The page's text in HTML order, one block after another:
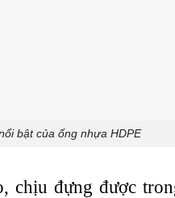
bật của ống nhựa HDPE
chịu đựng được